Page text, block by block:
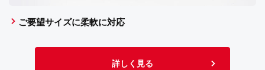
ご要望サイズに柔軟に対応
詳しく見る